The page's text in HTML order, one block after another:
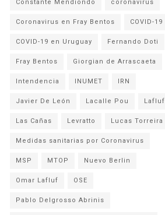
Constante Mendiondo coronavirus
Coronavirus en Fray Bentos COVID-19
COVID-19 en Uruguay Fernando Doti
Fray Bentos Giorgian de Arrascaeta
Intendencia INUMET IRN
Javier De León Lacalle Pou Lafluf
Las Cañas Levratto Lucas Torreira
Medidas sanitarias por Coronavirus
MSP MTOP Nuevo Berlin
Omar Lafluf OSE
Pablo Delgrosso Abrinis